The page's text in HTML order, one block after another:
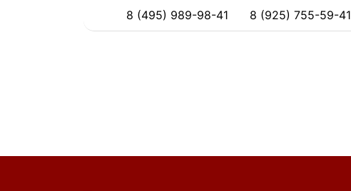
8 (495) 989-98-41 8 (925) 755-59-41